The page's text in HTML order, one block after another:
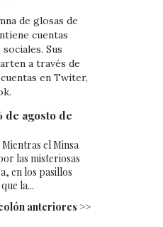
de glosas de
cuentas
Sus
a través de
en Twiter,
de agosto de
el Minsa
las misteriosas
en los pasillos
la...
anteriores >>